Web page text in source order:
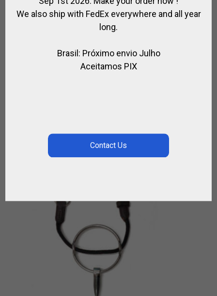
We also ship with FedEx everywhere and all year
long.
Brasil: Próximo envio Julho
Aceitamos PIX